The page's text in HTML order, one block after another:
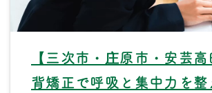
【三次市・庄原市・安芸
背矯正で呼吸と集中力を整